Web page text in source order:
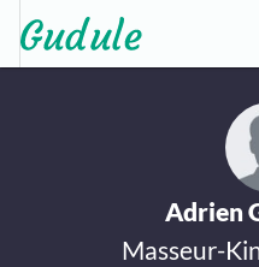
Adrien
Masseur-